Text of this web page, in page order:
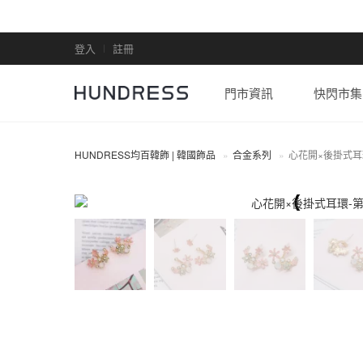
登入 註冊
門市資訊 快閃市集
HUNDRESS均百韓飾 | 韓國飾品 合金系列 心花開×後掛式